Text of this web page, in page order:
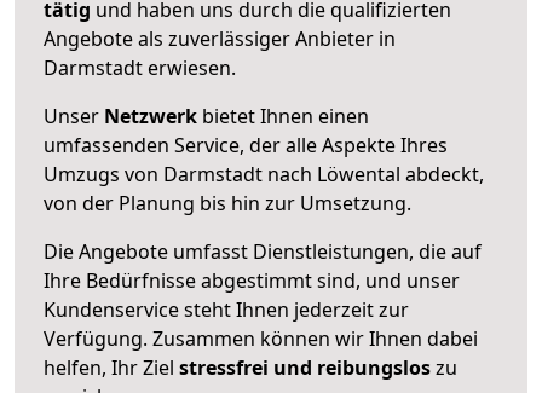
tätig und haben uns durch die qualifizierten
Angebote als zuverlässiger Anbieter in
Darmstadt erwiesen.
Unser Netzwerk bietet Ihnen einen
umfassenden Service, der alle Aspekte Ihres
Umzugs von Darmstadt nach Löwental abdeckt,
von der Planung bis hin zur Umsetzung.
Die Angebote umfasst Dienstleistungen, die auf
Ihre Bedürfnisse abgestimmt sind, und unser
Kundenservice steht Ihnen jederzeit zur
Verfügung. Zusammen können wir Ihnen dabei
helfen, Ihr Ziel stressfrei und reibungsloszu